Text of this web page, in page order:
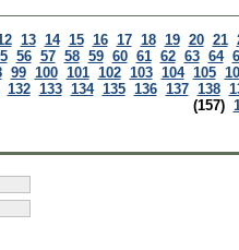
13 14 15 16 17 18 19 20 21
56 57 58 59 60 61 62 63 64
99 100 101 102 103 104 105
132 133 134 135 136 137 138
(157)